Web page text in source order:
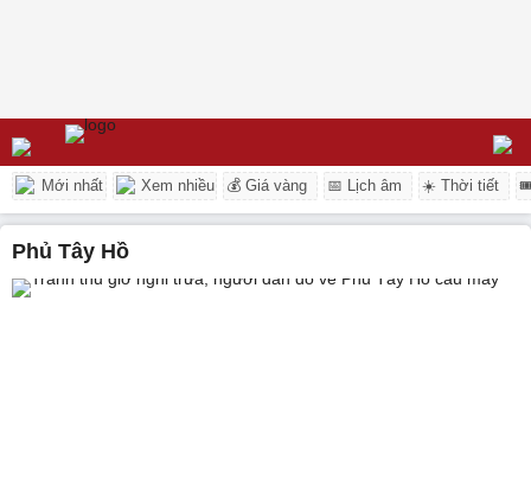
Mới nhất Xem nhiều 💰 Giá vàng 📅 Lịch âm ☀️ Thời tiết
phủ Tây Hồ